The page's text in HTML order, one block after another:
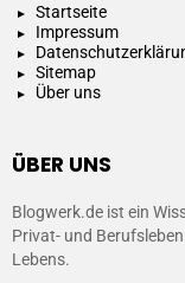
Startseite
Impressum
Sitemap
Über uns
ÜBER UNS
Blogwerk.de ist ein
Privat- und
Lebens.